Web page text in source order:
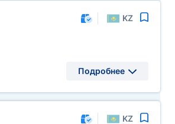
KZ
Подробнее
KZ